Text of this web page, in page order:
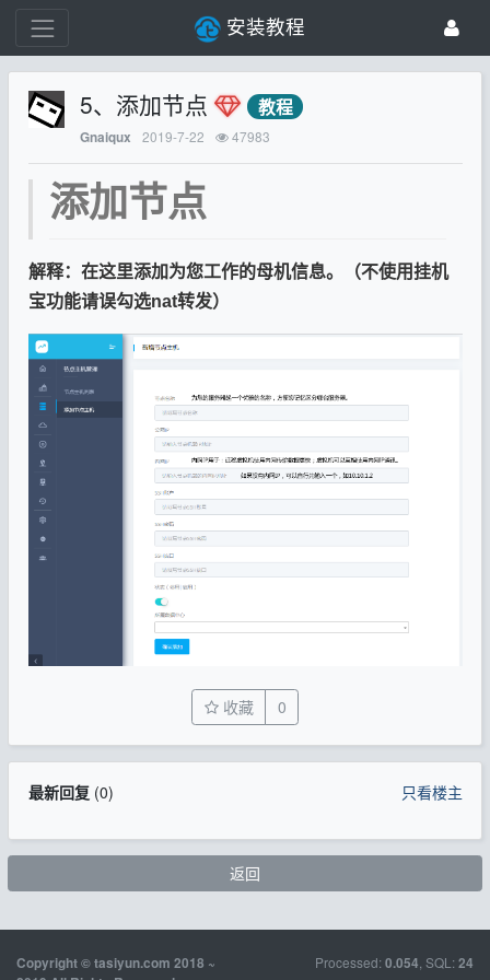
安装教程
5、添加节点 教程
Gnaiqux 2019-7-22 47983
添加节点
解释：在这里添加为您工作的母机信息。（不使用挂机
宝功能请误勾选nat转发）
收藏 0
最新回复(0) 只看楼主
返回
Copyright © tasiyun.com 2018 ~
Processed: 0.054 , SQL: 24